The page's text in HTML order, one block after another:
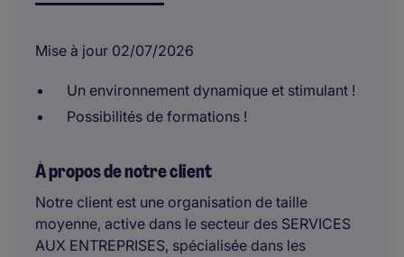
Mise à jour 02/07/2026
Un environnement dynamique et stimulant !
Possibilités de formations !
À propos de notre client
Notre client est une organisation de taille
moyenne, active dans le secteur des SERVICES
AUX ENTREPRISES, spécialisée dans les